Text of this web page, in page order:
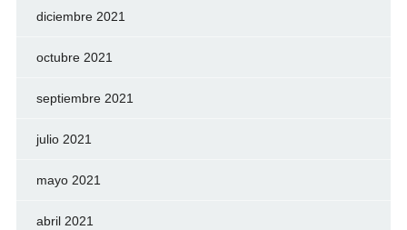
diciembre 2021
octubre 2021
septiembre 2021
julio 2021
mayo 2021
abril 2021